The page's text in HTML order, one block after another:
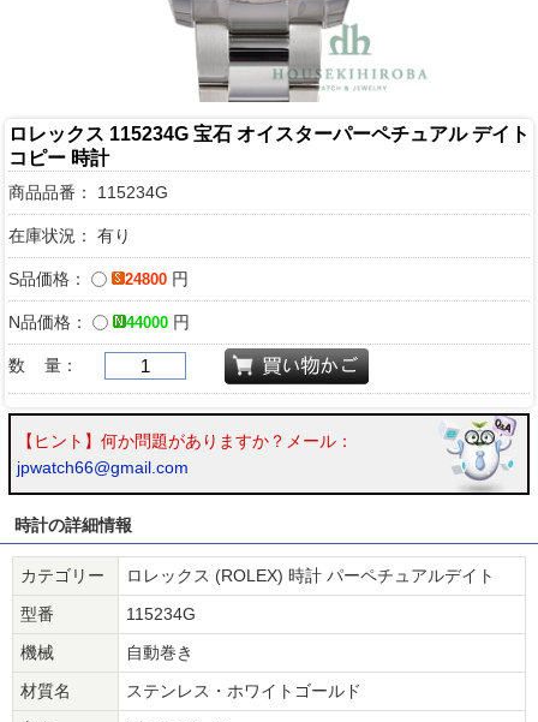
ロレックス 115234G 宝石 オイスターパーペチュアル デイト
コピー 時計
商品品番： 115234G
在庫状況： 有り
S品価格： 24800 円
N品価格： 44000 円
数 量：
【ヒント】何か問題がありますか？メール：
jpwatch66@gmail.com
時計の詳細情報
カテゴリー
ロレックス (ROLEX) 時計 パーペチュアルデイト
型番
115234G
機械
自動巻き
材質名
ステンレス・ホワイトゴールド